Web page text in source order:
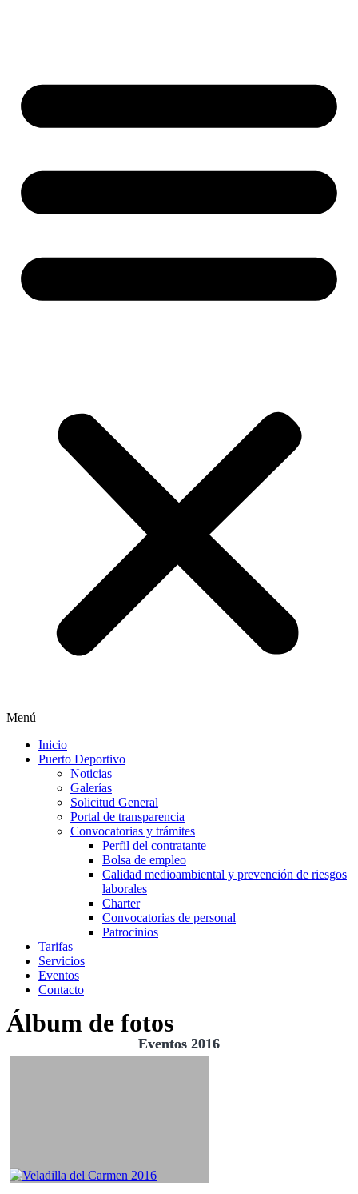
Menú
Inicio
Puerto Deportivo
Noticias
Galerías
Solicitud General
Portal de transparencia
Convocatorias y trámites
Perfil del contratante
Bolsa de empleo
Calidad medioambiental y prevención de riesgos
laborales
Charter
Convocatorias de personal
Patrocinios
Tarifas
Servicios
Eventos
Contacto
Álbum de fotos
Eventos 2016